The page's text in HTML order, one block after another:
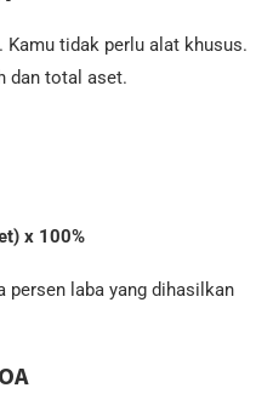
Kamu tidak perlu alat khusus.
dan total aset.
x 100%
persen laba yang dihasilkan